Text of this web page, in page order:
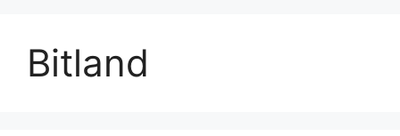
Bitland